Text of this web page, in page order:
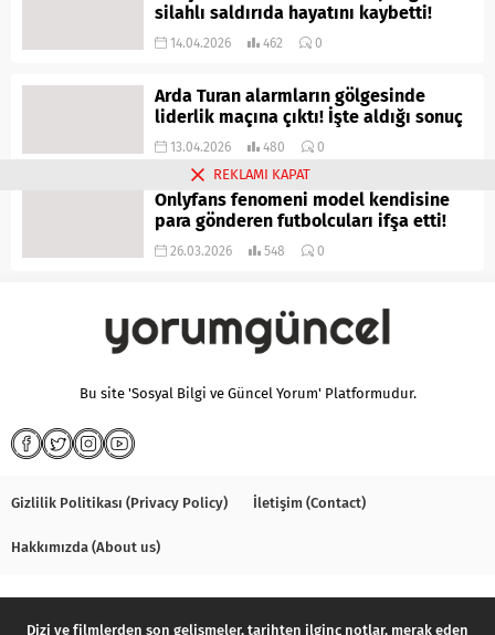
silahlı saldırıda hayatını kaybetti!
14.04.2026 462 0
Arda Turan alarmların gölgesinde
liderlik maçına çıktı! İşte aldığı sonuç
13.04.2026 480 0
Onlyfans fenomeni model kendisine
para gönderen futbolcuları ifşa etti!
26.03.2026 548 0
Bu site 'Sosyal Bilgi ve Güncel Yorum' Platformudur.
Gizlilik Politikası (Privacy Policy) İletişim (Contact)
Hakkımızda (About us)
Dizi ve filmlerden son gelişmeler, tarihten ilginç notlar, merak eden
REKLAMI KAPAT